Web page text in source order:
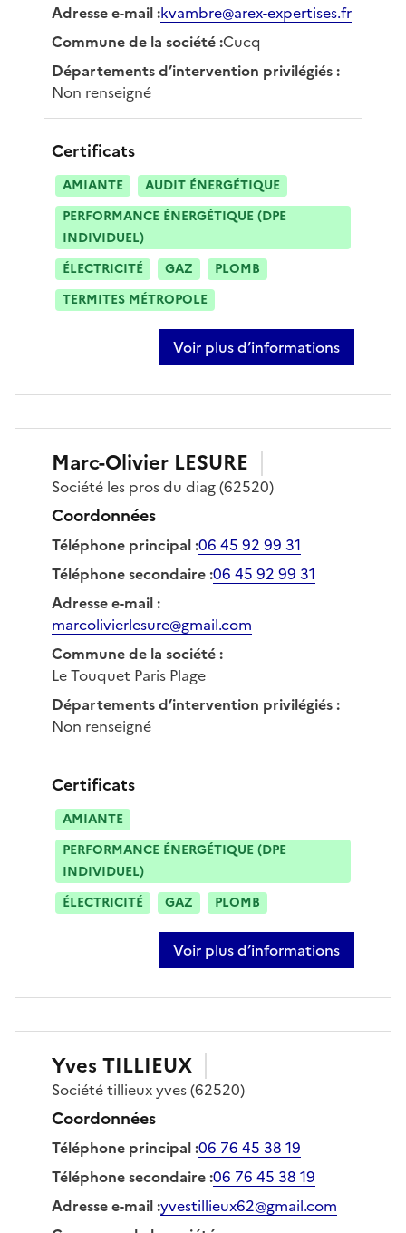
Adresse e-mail:kvambre@arex-expertises.fr
Commune de la société:Cucq
Départements d’intervention privilégiés:
Non renseigné
Certificats
AMIANTE
AUDIT ÉNERGÉTIQUE
PERFORMANCE ÉNERGÉTIQUE (DPE
INDIVIDUEL)
ÉLECTRICITÉ
GAZ
PLOMB
TERMITES MÉTROPOLE
Voir plus d’informations
sur kévin vambre
Marc-Olivier LESURE
Société les pros du diag(62520)
Coordonnées
Téléphone principal:06 45 92 99 31
Téléphone secondaire:06 45 92 99 31
Adresse e-mail:
marcolivierlesure@gmail.com
Commune de la société:
Le Touquet Paris Plage
Départements d’intervention privilégiés:
Non renseigné
Certificats
AMIANTE
PERFORMANCE ÉNERGÉTIQUE (DPE
INDIVIDUEL)
ÉLECTRICITÉ
GAZ PLOMB
Voir plus d’informations
sur marc-olivier lesure
Yves TILLIEUX
Sociététillieux yves(62520)
Coordonnées
Téléphone principal:06 76 45 38 19
Téléphone secondaire:06 76 45 38 19
Adresse e-mail:yvestillieux62@gmail.com